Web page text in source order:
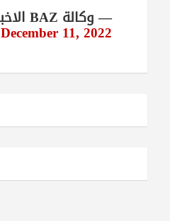
— وكالة BAZ الاخبارية (@baznewz)
December 11, 2022